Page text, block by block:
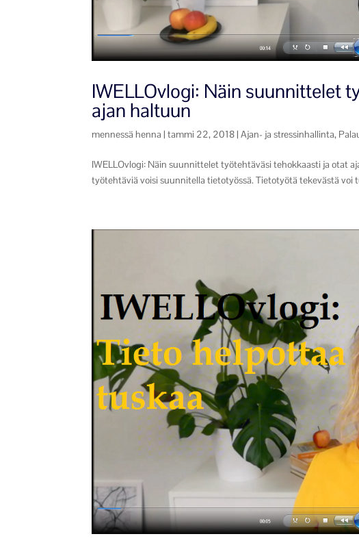
IWELLOvlogi: Näin suunnittelet
ajan haltuun
mennessä henna |tammi 22, 2018|Ajan- ja stressinhallinta,
IWELLOvlogi: Näin suunnittelet työtehtäväsi tehokkaasti ja otat
työtehtäviä voisi suunnitella tietotyössä. Tietotyötä tekevästä